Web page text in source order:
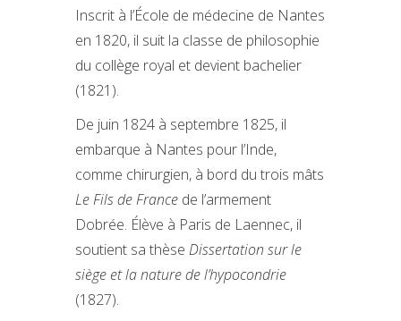
Inscrit à l’École de médecine de Nantes
en 1820, il suit la classe de philosophie
du collège royal et devient bachelier
(1821).
De juin 1824 à septembre 1825, il
embarque à Nantes pour l’Inde,
comme chirurgien, à bord du trois mâts
Le Fils de France de l’armement
Dobrée. Élève à Paris de Laennec, il
soutient sa thèse Dissertation sur le
siège et la nature de l’hypocondrie
(1827).